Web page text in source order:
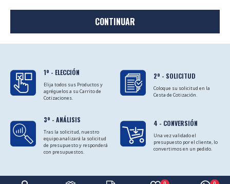
CONTINUAR
1º - ELECCIÓN
Elija todos sus Productos y
agréguelos a su Carrito de
Cotizaciones.
2º - SOLICITUD
Coloque su solicitud en la
Cesta de Cotización.
3º - ANÁLISIS
Tras la solicitud, nuestro
equipo analizará la solicitud
de presupuesto y responderá
con presupuestos.
4 - CONVERSIÓN
Una vez validado el
presupuesto por el cliente, lo
convertimos en un pedido.